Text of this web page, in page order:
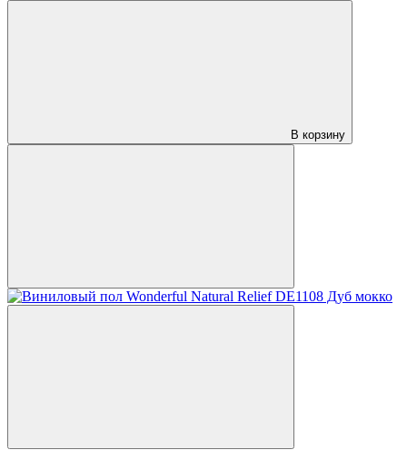
В корзину